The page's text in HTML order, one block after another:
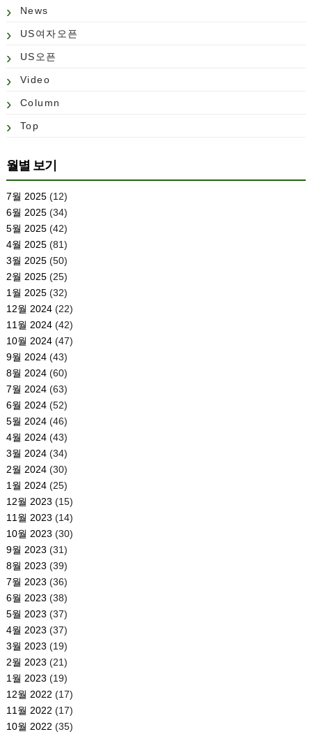
News
US여자오픈
US오픈
Video
Column
Top
월별 보기
7월 2025(12)
6월 2025(34)
5월 2025(42)
4월 2025(81)
3월 2025(50)
2월 2025(25)
1월 2025(32)
12월 2024(22)
11월 2024(42)
10월 2024(47)
9월 2024(43)
8월 2024(60)
7월 2024(63)
6월 2024(52)
5월 2024(46)
4월 2024(43)
3월 2024(34)
2월 2024(30)
1월 2024(25)
12월 2023 (15)
11월 2023 (14)
10월 2023 (30)
9월 2023 (31)
8월 2023 (39)
7월 2023 (36)
6월 2023 (38)
5월 2023 (37)
4월 2023 (37)
3월 2023 (19)
2월 2023 (21)
1월 2023 (19)
12월 2022 (17)
11월 2022 (17)
10월 2022 (35)